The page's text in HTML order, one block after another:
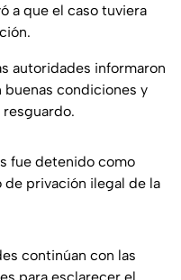
a que el caso tuviera
autoridades informaron
condiciones y
fue detenido como
privación ilegal de la
continúan con las